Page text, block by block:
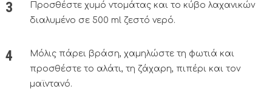
Προσθέστε χυμό ντομάτας και το κύβο λαχανικών
διαλυμένο σε 500 ml ζεστό νερό.
Μόλις πάρει βράση, χαμηλώστε τη φωτιά και
προσθέστε το αλάτι, τη ζάχαρη, πιπέρι και τον
μαϊντανό.